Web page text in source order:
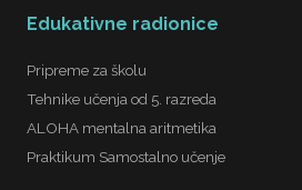
Edukativne radionice
Pripreme za školu
Tehnike učenja od 5. razreda
ALOHA mentalna aritmetika
Praktikum Samostalno učenje